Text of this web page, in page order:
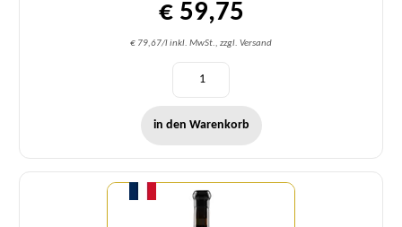
€ 59,75
€ 79,67/l inkl. MwSt., zzgl. Versand
in den Warenkorb
Menge